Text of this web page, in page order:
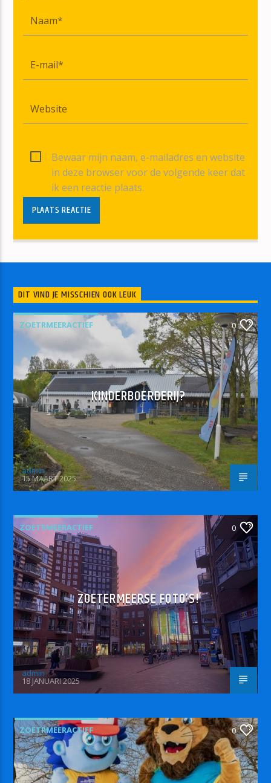
Bewaar mijn naam, e-mailadres en website
in deze browser voor de volgende keer dat
ik een reactie plaats.
DIT VIND JE MISSCHIEN OOK LEUK
ZOETRMEERACTIEF 0
KINDERBOERDERIJ?
admin
15 MAART 2025
ZOETRMEERACTIEF 0
ZOETERMEERSE FOTO’S!
admin
18 JANUARI 2025
ZOETRMEERACTIEF 0